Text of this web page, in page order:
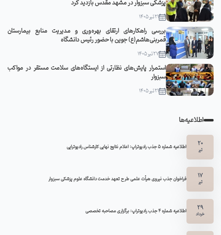
پزشکی سبزوار در مشهد مقدس بازدید کرد
21 تیر 1405
بررسی راهکارهای ارتقای بهره‌وری و مدیریت منابع بیمارستان
قمربنی‌هاشم(ع) جوین با حضور رئیس دانشگاه
27 تیر 1405
استمرار پایش‌های نظارتی از ایستگاه‌های سلامت مستقر در مواکب
سبزوار
21 تیر 1405
اطلاعیه‌ها
20
تیر اطلاعیه شماره 5 جذب رادیوتراپ: اعلام نتایج نهایی کارشناس رادیوتراپی
17
تیر فراخوان جذب نیروی هیأت علمی طرح تعهد خدمت دانشگاه علوم پزشکی سبزوار
29
خرداد اطلاعیه شماره ۴ جذب رادیوتراپ: برگزاری مصاحبه تخصصی